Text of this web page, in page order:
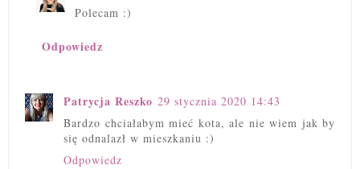
Polecam :)
Odpowiedz
Patrycja Reszko 29 stycznia 2020 14:43
Bardzo chciałabym mieć kota, ale nie wiem jak by
się odnalazł w mieszkaniu :)
Odpowiedz